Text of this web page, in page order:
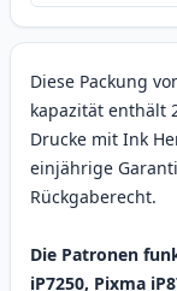
Diese Packung
kapazität enthält
Drucke mit Ink
einjährige
Rückgaberecht.
Die Patronen
iP7250, Pixma